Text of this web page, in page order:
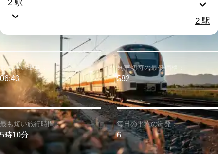
2 駅
2 駅
最も短い旅行時間：
5時10分
最も早い出発：
06:43
列車切符の最低価格：
$82
毎日の平均の出発：
6